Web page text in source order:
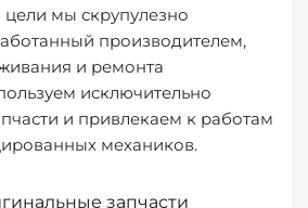
мы скрупулезно
производителем,
и ремонта
исключительно
и привлекаем к работам
механиков.
запчасти